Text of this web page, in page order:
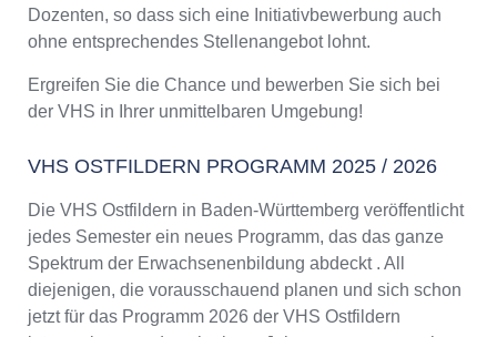
Dozenten, so dass sich eine Initiativbewerbung auch
ohne entsprechendes Stellenangebot lohnt.
Ergreifen Sie die Chance und bewerben Sie sich bei
der VHS in Ihrer unmittelbaren Umgebung!
VHS OSTFILDERN PROGRAMM 2025 / 2026
Die VHS Ostfildern in Baden-Württemberg veröffentlicht
jedes Semester ein neues Programm, das das ganze
Spektrum der Erwachsenenbildung abdeckt . All
diejenigen, die vorausschauend planen und sich schon
jetzt für das Programm 2026 der VHS Ostfildern